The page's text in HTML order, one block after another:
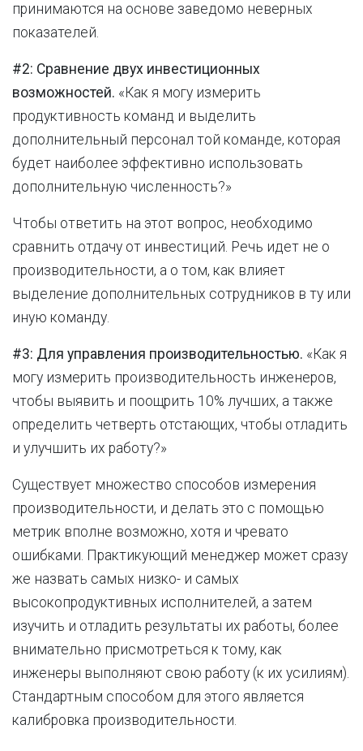
принимаются на основе заведомо неверных
показателей.
#2: Сравнение двух инвестиционных
возможностей. «Как я могу измерить
продуктивность команд и выделить
дополнительный персонал той команде, которая
будет наиболее эффективно использовать
дополнительную численность?»
Чтобы ответить на этот вопрос, необходимо
сравнить отдачу от инвестиций. Речь идет не о
производительности, а о том, как влияет
выделение дополнительных сотрудников в ту или
иную команду.
#3: Для управления производительностью. «Как я
могу измерить производительность инженеров,
чтобы выявить и поощрить 10% лучших, а также
определить четверть отстающих, чтобы отладить
и улучшить их работу?»
Существует множество способов измерения
производительности, и делать это с помощью
метрик вполне возможно, хотя и чревато
ошибками. Практикующий менеджер может сразу
же назвать самых низко- и самых
высокопродуктивных исполнителей, а затем
изучить и отладить результаты их работы, более
внимательно присмотреться к тому, как
инженеры выполняют свою работу (к их усилиям).
Стандартным способом для этого является
калибровка производительности.